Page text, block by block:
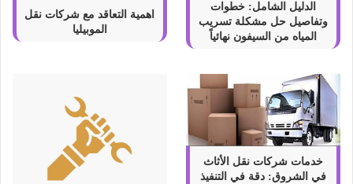
الدليل الشامل: خطوات
وتفاصيل حل مشكلة تسريب
المياه من السيفون نهائياً
اهمية التعاقد مع شركات نقل
الموبيليا
خدمات شركات نقل الأثاث
في الشروق: دقة في التنفيذ